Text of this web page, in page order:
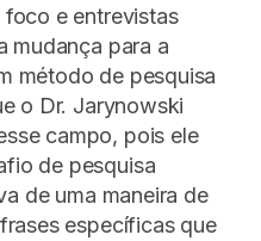
e entrevistas
mudança para a
método de pesquisa
o Dr. Jarynowski
campo, pois ele
de pesquisa
de uma maneira de
específicas que